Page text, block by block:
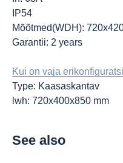
IP54
Mõõtmed(WDH):
Garantii: 2 years
Kui on vaja
Type: Kaasaskantav
lwh: 720x400x850 mm
See also